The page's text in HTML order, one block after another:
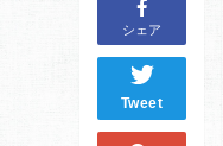
シェア
Tweet